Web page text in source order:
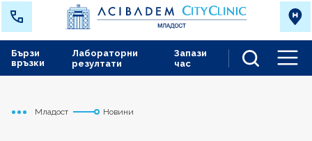
Лабораторни
резултати
Запази
час
Бързи
връзки
Начало
Младост Новини